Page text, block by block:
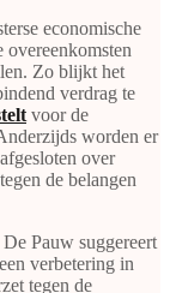
economische
Zo blijkt het
verdrag te
voor de
worden er
over
de belangen
Pauw suggereert
verbetering in
tegen de